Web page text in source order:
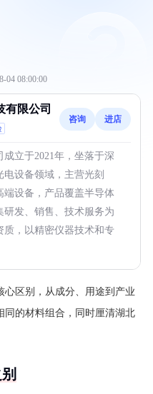
04 08:00:00
有限公司
咨询 进店
立于2021年，坐落于深
设备领域，主营光刻
端设备，产品覆盖半导体
发、销售、技术服务为
质，以精密仪器技术和专
区别，从成分、用途到产业
同的材料组合，同时厘清湖北